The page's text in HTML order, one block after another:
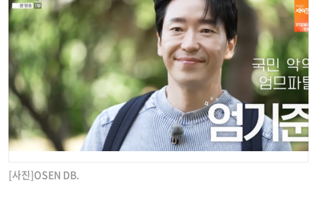
[사진]OSEN DB.